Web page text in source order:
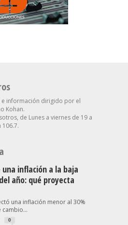
e información dirigido por el
Kohan.
de Lunes a viernes de 19 a
106.7.
una inflación a la baja
año: qué proyecta
una inflación menor al 30%
cambio...
0